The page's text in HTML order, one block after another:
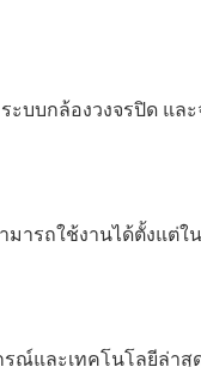
ะบบกล้องวงจรปิด แ
มารถใช้งานได้ตั้งแต่
และเทคโนโลยีล่าสุ